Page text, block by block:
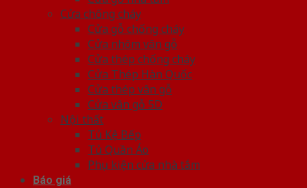
Cửa chống cháy
Cửa gỗ chống cháy
Cửa nhôm vân gỗ
Cửa thép chống cháy
Cửa Thép Hàn Quốc
Cửa thép vân gỗ
Cửa vân gỗ 5D
Nội thất
Tủ Kệ Bếp
Tủ Quần Áo
Phụ kiện cửa nhà tắm
Báo giá